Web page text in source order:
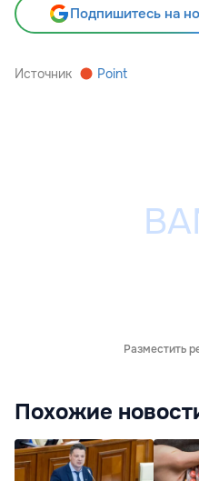
Подпишитесь на
Источник Point
Разместить
Похожие